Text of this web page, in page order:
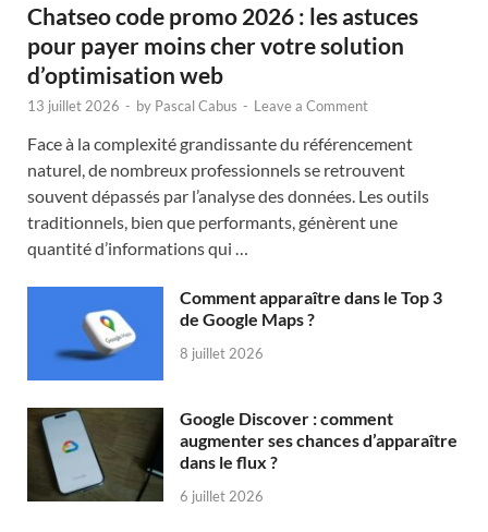
Chatseo code promo 2026 : les astuces
pour payer moins cher votre solution
d’optimisation web
13 juillet 2026 - by Pascal Cabus - Leave a Comment
Face à la complexité grandissante du référencement
naturel, de nombreux professionnels se retrouvent
souvent dépassés par l’analyse des données. Les outils
traditionnels, bien que performants, génèrent une
quantité d’informations qui …
Comment apparaître dans le Top 3
de Google Maps ?
8 juillet 2026
Google Discover : comment
augmenter ses chances d’apparaître
dans le flux ?
6 juillet 2026